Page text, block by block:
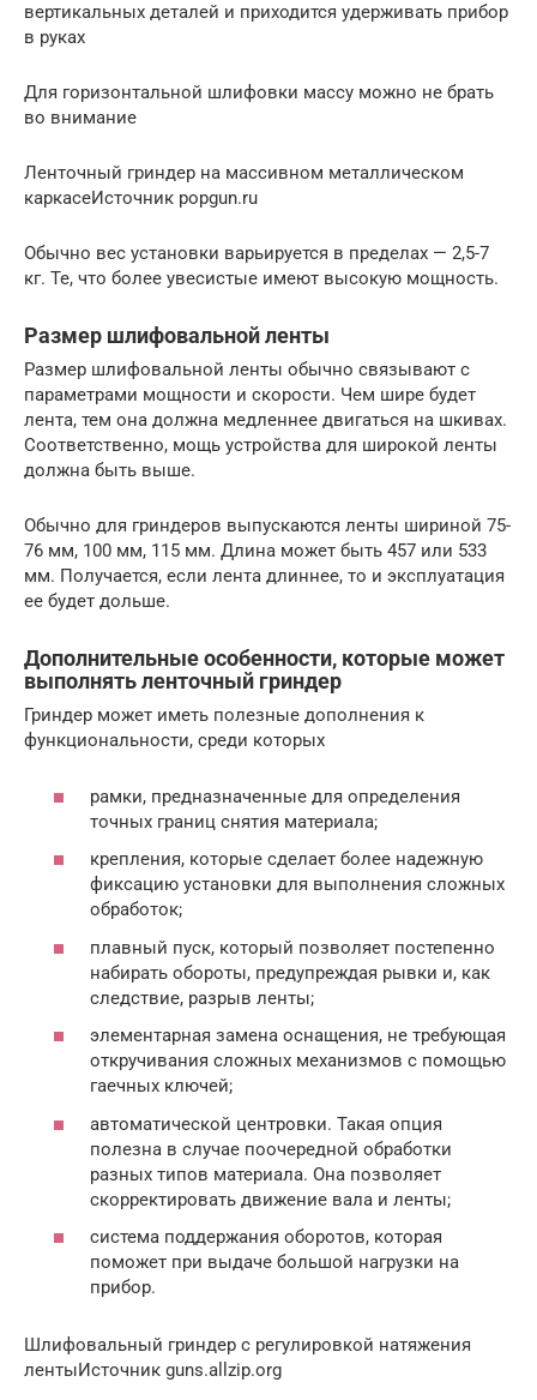
вертикальных деталей и приходится удерживать прибор
в руках
Для горизонтальной шлифовки массу можно не брать
во внимание
Ленточный гриндер на массивном металлическом
каркасеИсточник popgun.ru
Обычно вес установки варьируется в пределах — 2,5-7
кг. Те, что более увесистые имеют высокую мощность.
Размер шлифовальной ленты
Размер шлифовальной ленты обычно связывают с
параметрами мощности и скорости. Чем шире будет
лента, тем она должна медленнее двигаться на шкивах.
Соответственно, мощь устройства для широкой ленты
должна быть выше.
Обычно для гриндеров выпускаются ленты шириной 75-
76 мм, 100 мм, 115 мм. Длина может быть 457 или 533
мм. Получается, если лента длиннее, то и эксплуатация
ее будет дольше.
Дополнительные особенности, которые может
выполнять ленточный гриндер
Гриндер может иметь полезные дополнения к
функциональности, среди которых
рамки, предназначенные для определения
точных границ снятия материала;
крепления, которые сделает более надежную
фиксацию установки для выполнения сложных
обработок;
плавный пуск, который позволяет постепенно
набирать обороты, предупреждая рывки и, как
следствие, разрыв ленты;
элементарная замена оснащения, не требующая
откручивания сложных механизмов с помощью
гаечных ключей;
автоматической центровки. Такая опция
полезна в случае поочередной обработки
разных типов материала. Она позволяет
скорректировать движение вала и ленты;
система поддержания оборотов, которая
поможет при выдаче большой нагрузки на
прибор.
Шлифовальный гриндер с регулировкой натяжения
лентыИсточник guns.allzip.org